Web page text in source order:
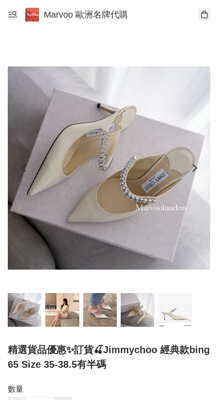
Marvoo 歐洲名牌代購
精選貨品優惠✨訂貨🍒Jimmychoo 經典款bing
65 Size 35-38.5有半碼
數量